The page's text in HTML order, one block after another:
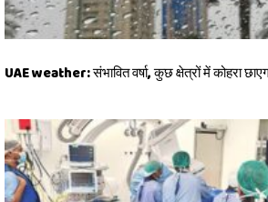
UAE weather: संभावित वर्षा, कुछ क्षेत्रों में कोहरा